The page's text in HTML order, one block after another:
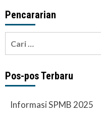
Pencararian
untuk:
Pos-pos Terbaru
Informasi SPMB 2025